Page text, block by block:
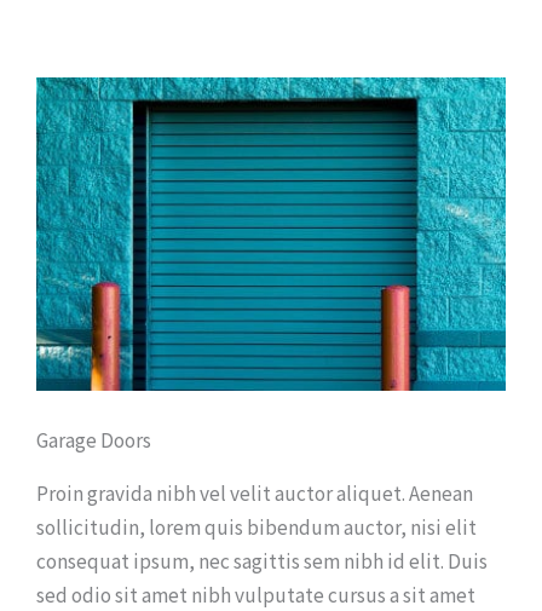
Garage Doors
Proin gravida nibh vel velit auctor aliquet. Aenean
sollicitudin, lorem quis bibendum auctor, nisi elit
consequat ipsum, nec sagittis sem nibh id elit. Duis
sed odio sit amet nibh vulputate cursus a sit amet